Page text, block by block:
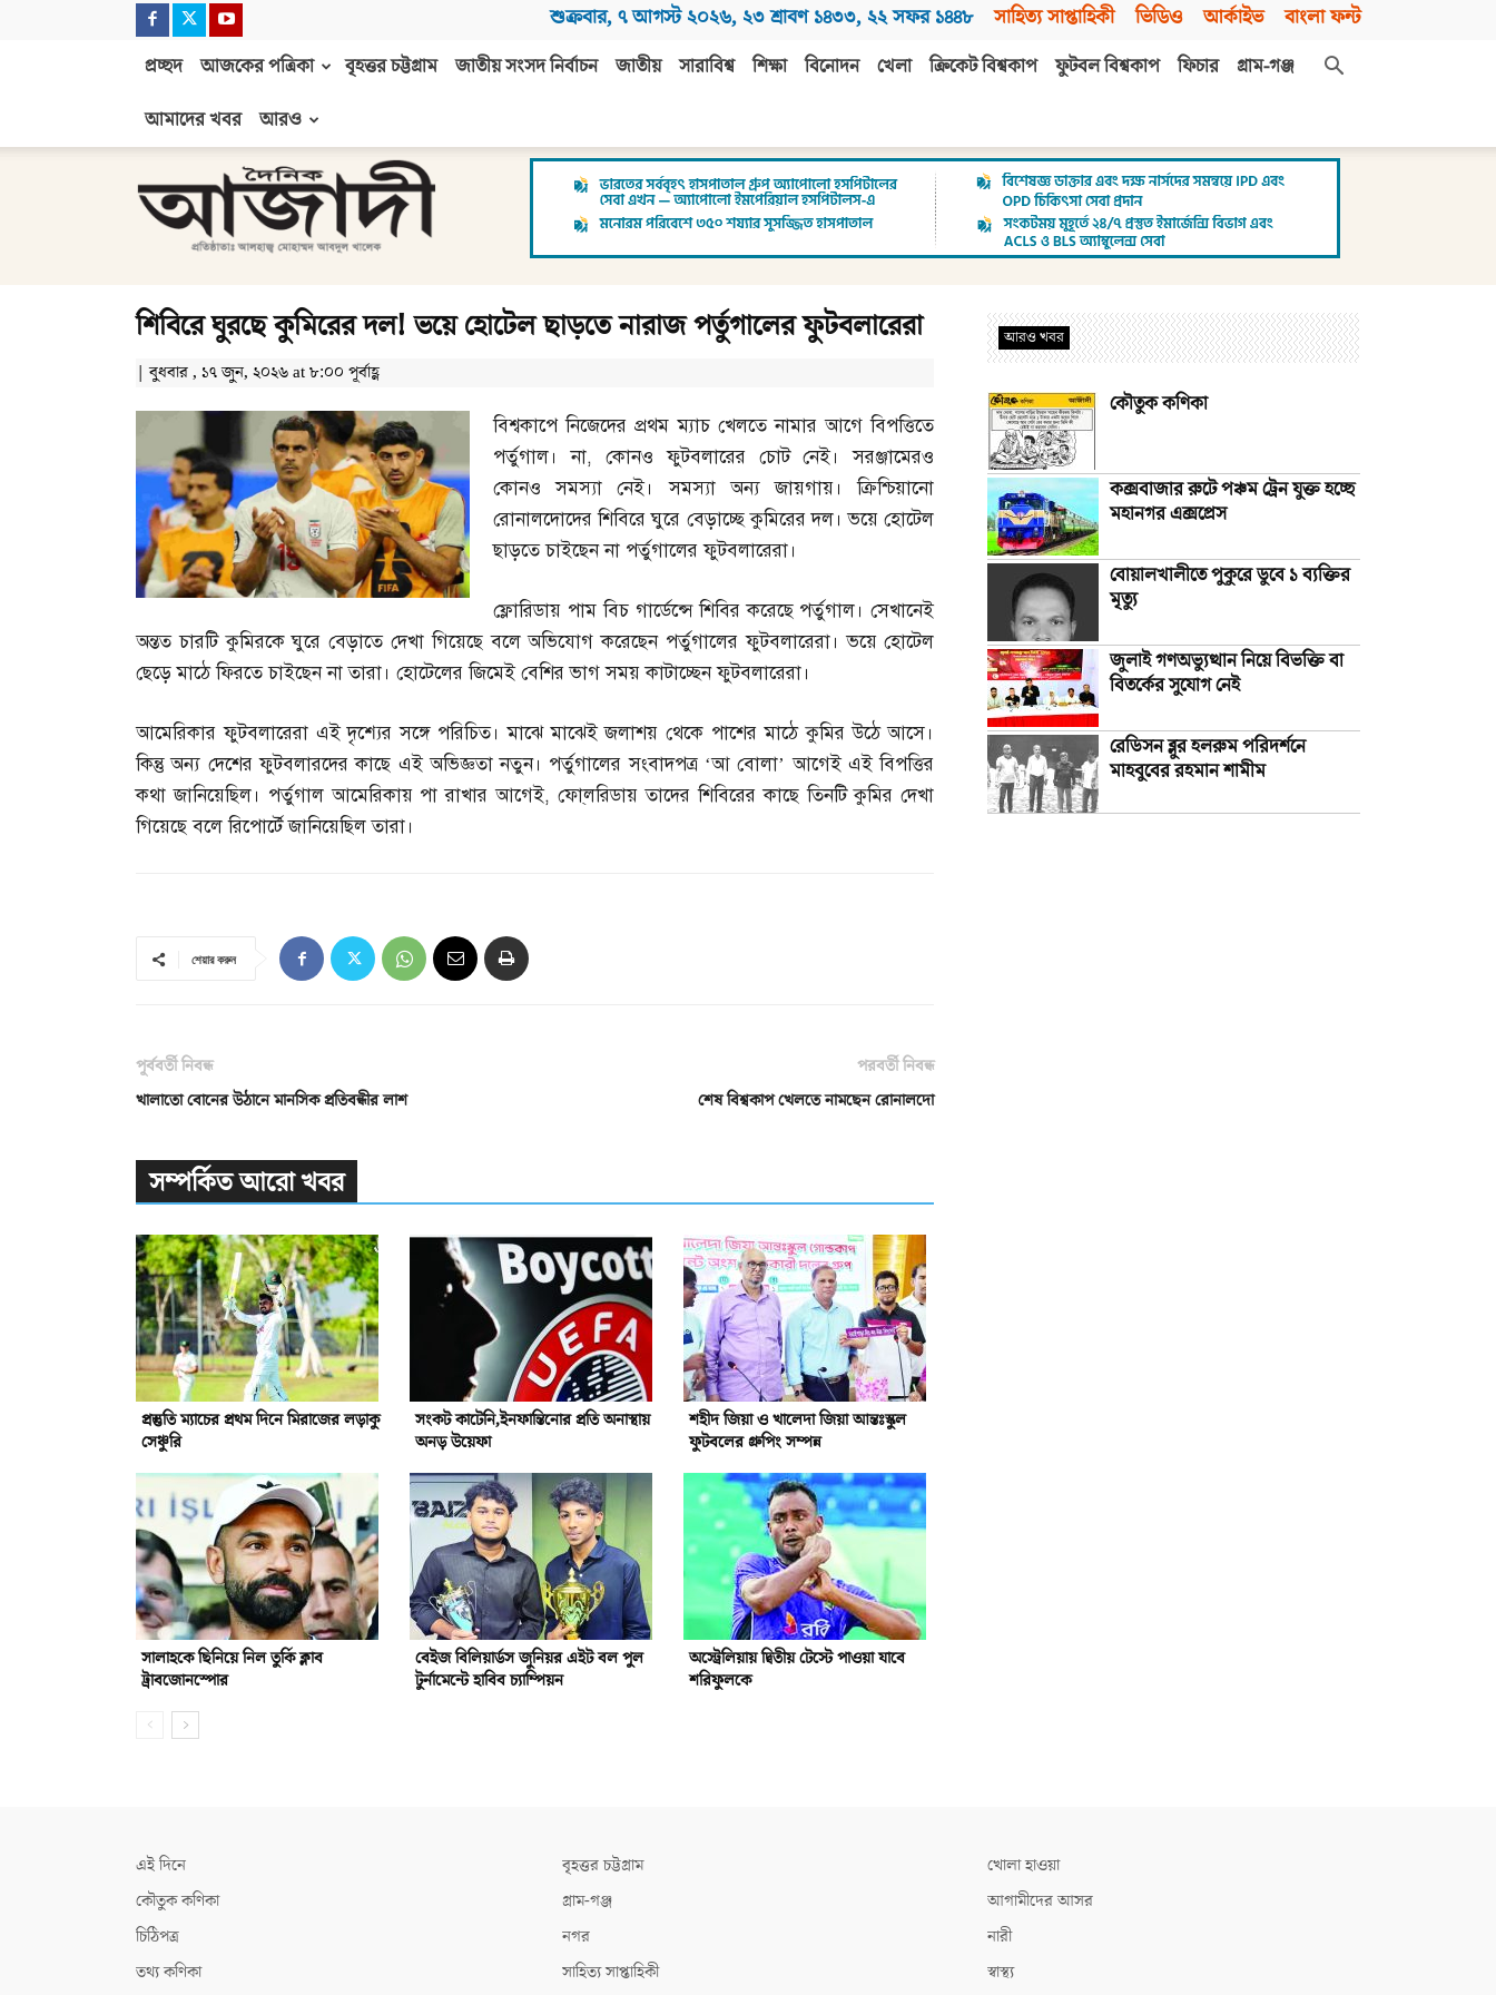
শুক্রবার, ৭ আগস্ট ২০২৬, ২৩ শ্রাবণ ১৪৩৩, ২২ সফর ১৪৪৮ সাহিত্য সাপ্তাহিকী ভিডিও আর্কাইভ বাংলা ফন্ট
প্রচ্ছদ আজকের পত্রিকা বৃহত্তর চট্টগ্রাম জাতীয় সংসদ নির্বাচন জাতীয় সারাবিশ্ব শিক্ষা বিনোদন খেলা ক্রিকেট বিশ্বকাপ ফুটবল বিশ্বকাপ ফিচার
গ্রাম-গঞ্জ
আমাদের খবর
আরও
আজাদী
শিবিরে ঘুরছে কুমিরের দল! ভয়ে হোটেল ছাড়তে নারাজ পর্তুগালের ফুটবলারেরা
| বুধবার , ১৭ জুন, ২০২৬ at ৮:০০ পূর্বাহ্ণ
বিশ্বকাপে নিজেদের প্রথম ম্যাচ খেলতে নামার আগে বিপত্তিতে
পর্তুগাল। না, কোনও ফুটবলারের চোট নেই। সরঞ্জামেরও
কোনও সমস্যা নেই। সমস্যা অন্য জায়গায়। ক্রিশ্চিয়ানো
রোনালদোদের শিবিরে ঘুরে বেড়াচ্ছে কুমিরের দল। ভয়ে হোটেল
ছাড়তে চাইছেন না পর্তুগালের ফুটবলারেরা।
ফ্লোরিডায় পাম বিচ গার্ডেন্সে শিবির করেছে পর্তুগাল। সেখানেই
অন্তত চারটি কুমিরকে ঘুরে বেড়াতে দেখা গিয়েছে বলে অভিযোগ করেছেন পর্তুগালের ফুটবলারেরা। ভয়ে হোটেল
ছেড়ে মাঠে ফিরতে চাইছেন না তারা। হোটেলের জিমেই বেশির ভাগ সময় কাটাচ্ছেন ফুটবলারেরা।
আমেরিকার ফুটবলারেরা এই দৃশ্যের সঙ্গে পরিচিত। মাঝে মাঝেই জলাশয় থেকে পাশের মাঠে কুমির উঠে আসে।
কিন্তু অন্য দেশের ফুটবলারদের কাছে এই অভিজ্ঞতা নতুন। পর্তুগালের সংবাদপত্র ‘আ বোলা’ আগেই এই বিপত্তির
কথা জানিয়েছিল। পর্তুগাল আমেরিকায় পা রাখার আগেই,ফো্লরিডায় তাদের শিবিরের কাছে তিনটি কুমির দেখা
গিয়েছে বলে রিপোর্টে জানিয়েছিল তারা।
শেয়ার করুন
পূর্ববর্তী নিবন্ধ
খালাতো বোনের উঠানে মানসিক প্রতিবন্ধীর লাশ
পরবর্তী নিবন্ধ
শেষ বিশ্বকাপ খেলতে নামছেন রোনালদো
সম্পর্কিত আরো খবর
প্রস্তুতি ম্যাচের প্রথম দিনে মিরাজের লড়াকু
সেঞ্চুরি
সংকট কাটেনি,ইনফান্তিনোর প্রতি অনাস্থায়
অনড় উয়েফা
শহীদ জিয়া ও খালেদা জিয়া আন্তঃস্কুল
ফুটবলের গ্রুপিং সম্পন্ন
সালাহকে ছিনিয়ে নিল তুর্কি ক্লাব
ট্রাবজোনস্পোর
বেইজ বিলিয়ার্ডস জুনিয়র এইট বল পুল
টুর্নামেন্টে হাবিব চ্যাম্পিয়ন
অস্ট্রেলিয়ায় দ্বিতীয় টেস্টে পাওয়া যাবে
শরিফুলকে
আরও খবর
কৌতুক কণিকা
কক্সবাজার রুটে পঞ্চম ট্রেন যুক্ত হচ্ছে
মহানগর এক্সপ্রেস
বোয়ালখালীতে পুকুরে ডুবে ১ ব্যক্তির
মৃত্যু
জুলাই গণঅভ্যুত্থান নিয়ে বিভক্তি বা
বিতর্কের সুযোগ নেই
রেডিসন ব্লুর হলরুম পরিদর্শনে
মাহবুবের রহমান শামীম
এই দিনে
কৌতুক কণিকা
চিঠিপত্র
তথ্য কণিকা
বৃহত্তর চট্টগ্রাম
গ্রাম-গঞ্জ
নগর
সাহিত্য সাপ্তাহিকী
খোলা হাওয়া
আগামীদের আসর
নারী
স্বাস্থ্য